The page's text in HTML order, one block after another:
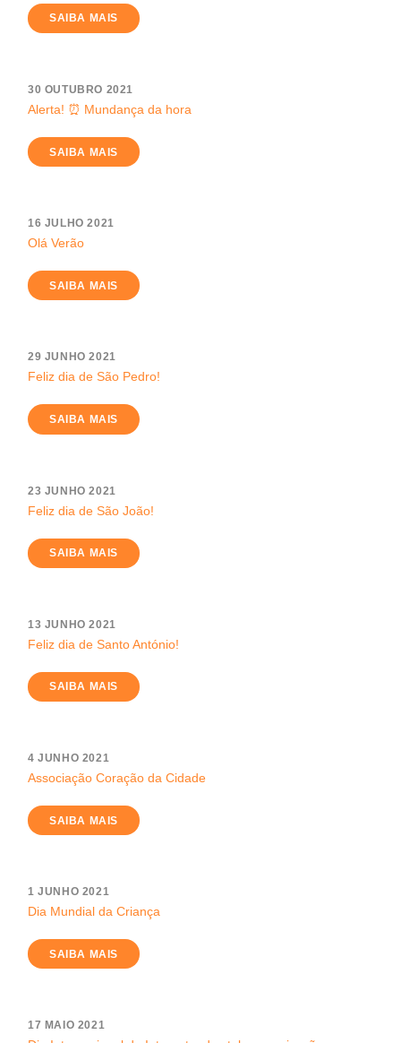
SAIBA MAIS
30 OUTUBRO 2021
Alerta! ⏰ Mundança da hora
SAIBA MAIS
16 JULHO 2021
Olá Verão
SAIBA MAIS
29 JUNHO 2021
Feliz dia de São Pedro!
SAIBA MAIS
23 JUNHO 2021
Feliz dia de São João!
SAIBA MAIS
13 JUNHO 2021
Feliz dia de Santo António!
SAIBA MAIS
4 JUNHO 2021
Associação Coração da Cidade
SAIBA MAIS
1 JUNHO 2021
Dia Mundial da Criança
SAIBA MAIS
17 MAIO 2021